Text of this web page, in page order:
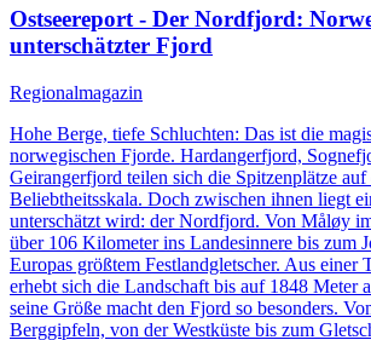
Ostseereport - Der Nordfjord:
unterschätzter Fjord
Regionalmagazin
Hohe Berge, tiefe Schluchten: Das ist die
norwegischen Fjorde. Hardangerfjord,
Geirangerfjord teilen sich die Spitzenplätze auf
Beliebtheitsskala. Doch zwischen ihnen liegt
unterschätzt wird: der Nordfjord. Von Måløy
über 106 Kilometer ins Landesinnere bis zum
Europas größtem Festlandgletscher. Aus einer
erhebt sich die Landschaft bis auf 1848 Meter
seine Größe macht den Fjord so besonders.
Berggipfeln, von der Westküste bis zum